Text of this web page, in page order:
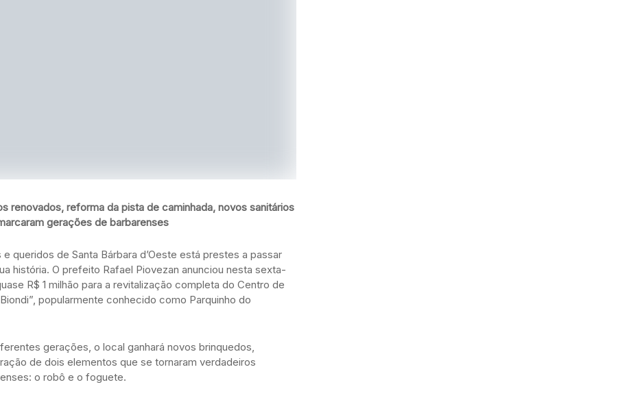
renovados, reforma da pista de caminhada, novos sanitários
gerações de barbarenses
queridos de Santa Bárbara d’Oeste está prestes a passar
história. O prefeito Rafael Piovezan anunciou nesta sexta-
R$ 1 milhão para a revitalização completa do Centro de
popularmente conhecido como Parquinho do
gerações, o local ganhará novos brinquedos,
de dois elementos que se tornaram verdadeiros
o robô e o foguete.